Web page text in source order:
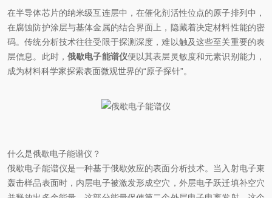
在半导体芯片的纳米级互连层中，在催化剂活性位点的原子排列中，
在腐蚀防护涂层与基体金属的结合界面上，隐藏着决定材料性能的密
码。传统分析技术往往受限于探测深度，难以触及这些至关重要的表
层信息。此时， 俄歇电子能谱仪便以其表层灵敏度和元素识别能力，
成为材料科学家探索表面微观世界的“原子探针”。
什么是俄歇电子能谱仪？
俄歇电子能谱仪是一种基于俄歇效应的表面分析技术。当入射电子束
轰击样品表面时，内层电子被激发形成空穴，外层电子跃迁填补空穴